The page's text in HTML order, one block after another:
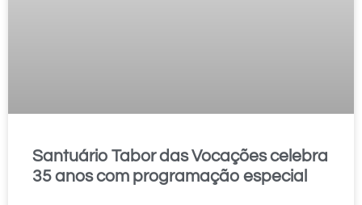
Santuário Tabor das Vocações celebra
35 anos com programação especial